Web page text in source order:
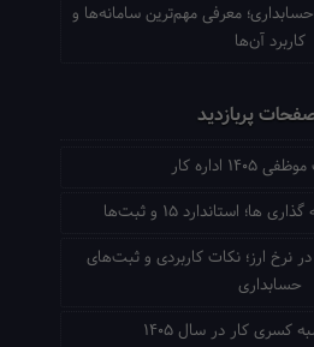
معرفی مهم‌ترین سامانه‌ها و
کاربرد آن‌ها
پربازدید
اداره کار
ها؛ استاندارد ۱۵ و ثبت‌ها
در نرخ ارز؛ نکات کاربردی و ثبت‌های
حسابداری
کسری کار در سال ۱۴۰۵